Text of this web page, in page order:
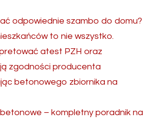
odpowiednie szambo do domu?
to nie wszystko.
atest PZH oraz
zgodności producenta
betonowego zbiornika na
– kompletny poradnik na